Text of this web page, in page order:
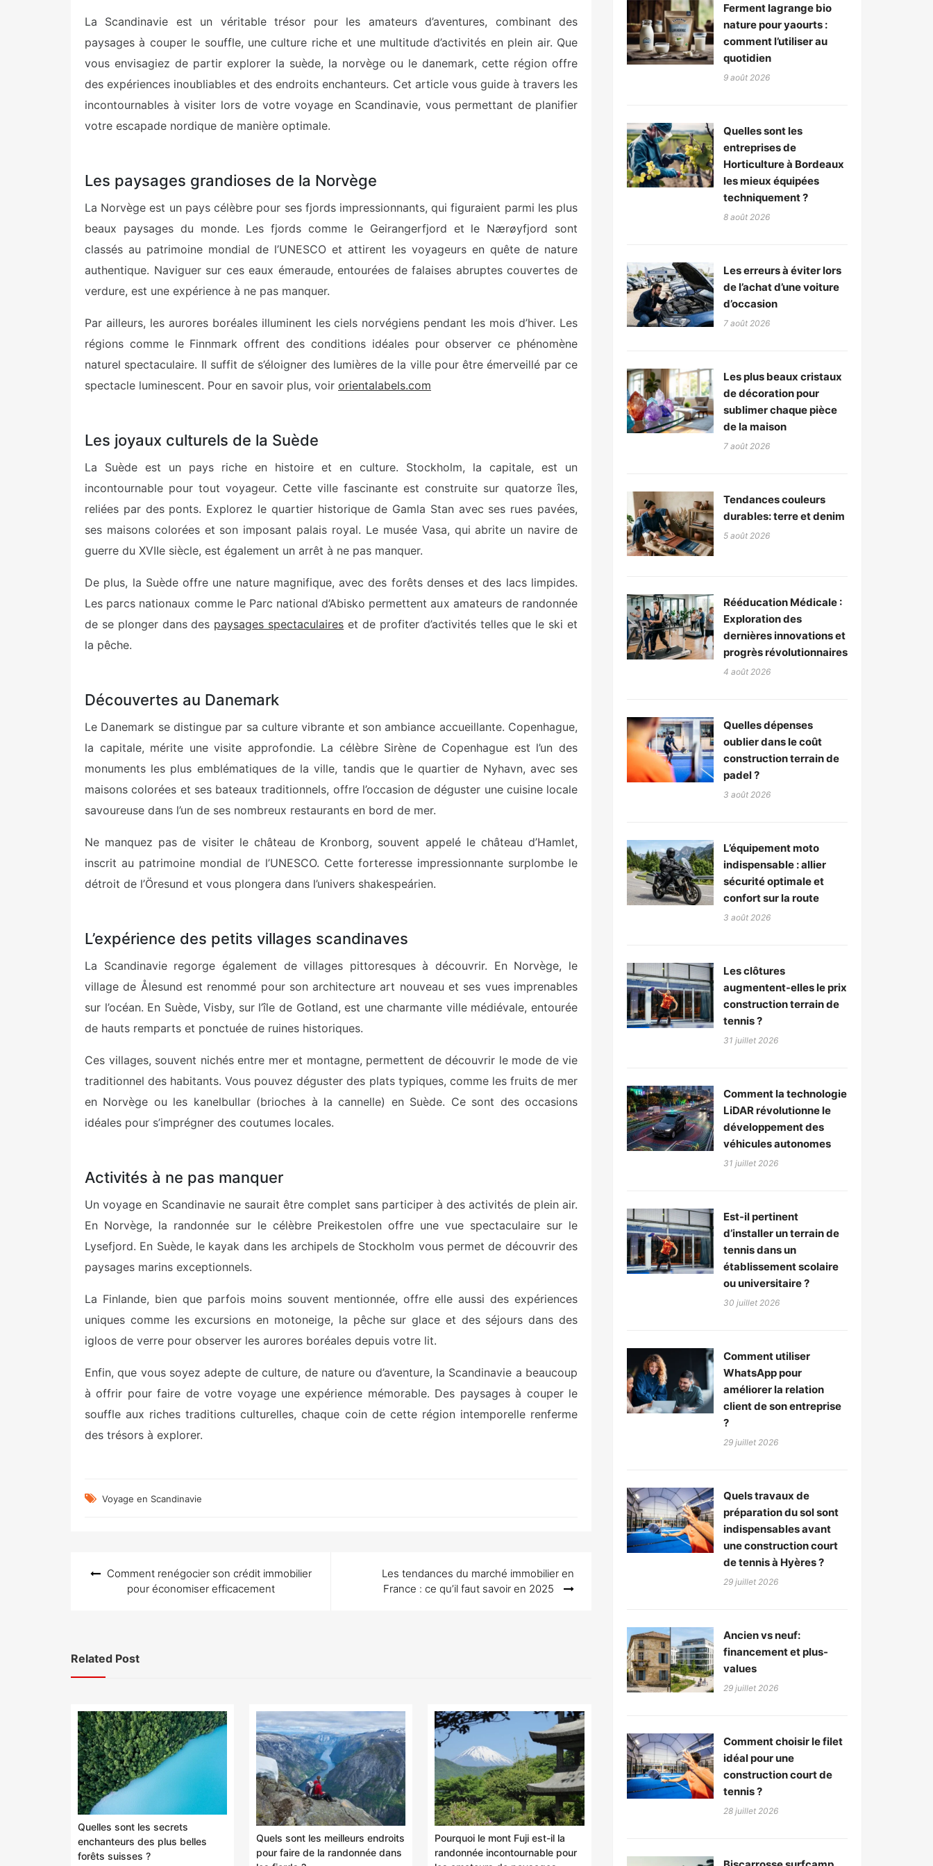
La Scandinavie est un véritable trésor pour les amateurs d’aventures, combinant des
paysages à couper le souffle, une culture riche et une multitude d’activités en plein air. Que
vous envisagiez de partir explorer la suède, la norvège ou le danemark, cette région offre
des expériences inoubliables et des endroits enchanteurs. Cet article vous guide à travers les
incontournables à visiter lors de votre voyage en Scandinavie, vous permettant de planifier
votre escapade nordique de manière optimale.
Les paysages grandioses de la Norvège
La Norvège est un pays célèbre pour ses fjords impressionnants, qui figuraient parmi les plus
beaux paysages du monde. Les fjords comme le Geirangerfjord et le Nærøyfjord sont
classés au patrimoine mondial de l’UNESCO et attirent les voyageurs en quête de nature
authentique. Naviguer sur ces eaux émeraude, entourées de falaises abruptes couvertes de
verdure, est une expérience à ne pas manquer.
Par ailleurs, les aurores boréales illuminent les ciels norvégiens pendant les mois d’hiver. Les
régions comme le Finnmark offrent des conditions idéales pour observer ce phénomène
naturel spectaculaire. Il suffit de s’éloigner des lumières de la ville pour être émerveillé par ce
spectacle luminescent. Pour en savoir plus, voir orientalabels.com
Les joyaux culturels de la Suède
La Suède est un pays riche en histoire et en culture. Stockholm, la capitale, est un
incontournable pour tout voyageur. Cette ville fascinante est construite sur quatorze îles,
reliées par des ponts. Explorez le quartier historique de Gamla Stan avec ses rues pavées,
ses maisons colorées et son imposant palais royal. Le musée Vasa, qui abrite un navire de
guerre du XVIIe siècle, est également un arrêt à ne pas manquer.
De plus, la Suède offre une nature magnifique, avec des forêts denses et des lacs limpides.
Les parcs nationaux comme le Parc national d’Abisko permettent aux amateurs de randonnée
de se plonger dans des paysages spectaculaires et de profiter d’activités telles que le ski et
la pêche.
Découvertes au Danemark
Le Danemark se distingue par sa culture vibrante et son ambiance accueillante. Copenhague,
la capitale, mérite une visite approfondie. La célèbre Sirène de Copenhague est l’un des
monuments les plus emblématiques de la ville, tandis que le quartier de Nyhavn, avec ses
maisons colorées et ses bateaux traditionnels, offre l’occasion de déguster une cuisine locale
savoureuse dans l’un de ses nombreux restaurants en bord de mer.
Ne manquez pas de visiter le château de Kronborg, souvent appelé le château d’Hamlet,
inscrit au patrimoine mondial de l’UNESCO. Cette forteresse impressionnante surplombe le
détroit de l’Öresund et vous plongera dans l’univers shakespeárien.
L’expérience des petits villages scandinaves
La Scandinavie regorge également de villages pittoresques à découvrir. En Norvège, le
village de Ålesund est renommé pour son architecture art nouveau et ses vues imprenables
sur l’océan. En Suède, Visby, sur l’île de Gotland, est une charmante ville médiévale, entourée
de hauts remparts et ponctuée de ruines historiques.
Ces villages, souvent nichés entre mer et montagne, permettent de découvrir le mode de vie
traditionnel des habitants. Vous pouvez déguster des plats typiques, comme les fruits de mer
en Norvège ou les kanelbullar (brioches à la cannelle) en Suède. Ce sont des occasions
idéales pour s’imprégner des coutumes locales.
Activités à ne pas manquer
Un voyage en Scandinavie ne saurait être complet sans participer à des activités de plein air.
En Norvège, la randonnée sur le célèbre Preikestolen offre une vue spectaculaire sur le
Lysefjord. En Suède, le kayak dans les archipels de Stockholm vous permet de découvrir des
paysages marins exceptionnels.
La Finlande, bien que parfois moins souvent mentionnée, offre elle aussi des expériences
uniques comme les excursions en motoneige, la pêche sur glace et des séjours dans des
igloos de verre pour observer les aurores boréales depuis votre lit.
Enfin, que vous soyez adepte de culture, de nature ou d’aventure, la Scandinavie a beaucoup
à offrir pour faire de votre voyage une expérience mémorable. Des paysages à couper le
souffle aux riches traditions culturelles, chaque coin de cette région intemporelle renferme
des trésors à explorer.
Voyage en Scandinavie
Comment renégocier son crédit immobilier
pour économiser efficacement
Les tendances du marché immobilier en
France : ce qu’il faut savoir en 2025
Related Post
Quelles sont les secrets
enchanteurs des plus belles
forêts suisses ?
Quels sont les meilleurs endroits
pour faire de la randonnée dans
Pourquoi le mont Fuji est-il la
randonnée incontournable pour
Ferment lagrange bio
nature pour yaourts :
comment l’utiliser au
quotidien
9 août 2026
Quelles sont les
entreprises de
Horticulture à Bordeaux
les mieux équipées
techniquement ?
8 août 2026
Les erreurs à éviter lors
de l’achat d’une voiture
d’occasion
7 août 2026
Les plus beaux cristaux
de décoration pour
sublimer chaque pièce
de la maison
7 août 2026
Tendances couleurs
durables: terre et denim
5 août 2026
Rééducation Médicale :
Exploration des
dernières innovations et
progrès révolutionnaires
4 août 2026
Quelles dépenses
oublier dans le coût
construction terrain de
padel ?
3 août 2026
L’équipement moto
indispensable : allier
sécurité optimale et
confort sur la route
3 août 2026
Les clôtures
augmentent-elles le prix
construction terrain de
tennis ?
31 juillet 2026
Comment la technologie
LiDAR révolutionne le
développement des
véhicules autonomes
31 juillet 2026
Est-il pertinent
d’installer un terrain de
tennis dans un
établissement scolaire
ou universitaire ?
30 juillet 2026
Comment utiliser
WhatsApp pour
améliorer la relation
client de son entreprise
?
29 juillet 2026
Quels travaux de
préparation du sol sont
indispensables avant
une construction court
de tennis à Hyères ?
29 juillet 2026
Ancien vs neuf:
financement et plus-
values
29 juillet 2026
Comment choisir le filet
idéal pour une
construction court de
tennis ?
28 juillet 2026